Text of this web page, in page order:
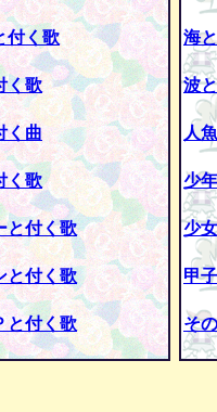
付く歌
く歌
く曲
く歌
と付く歌
と付く歌
と付く歌
海
波
人
少
少
甲
そ